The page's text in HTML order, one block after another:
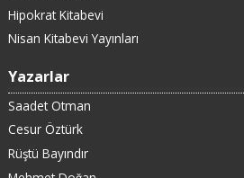
Hipokrat Kitabevi
Nisan Kitabevi Yayınları
Yazarlar
Saadet Otman
Cesur Öztürk
Rüştü Bayındır